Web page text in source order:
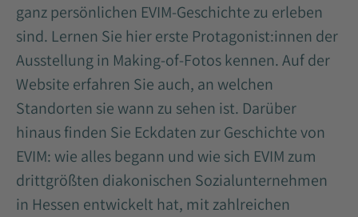
ganz persönlichen EVIM-Geschichte zu erleben
sind. Lernen Sie hier erste Protagonist:innen der
Ausstellung in Making-of-Fotos kennen. Auf der
Website erfahren Sie auch, an welchen
Standorten sie wann zu sehen ist. Darüber
hinaus finden Sie Eckdaten zur Geschichte von
EVIM: wie alles begann und wie sich EVIM zum
drittgrößten diakonischen Sozialunternehmen
in Hessen entwickelt hat, mit zahlreichen